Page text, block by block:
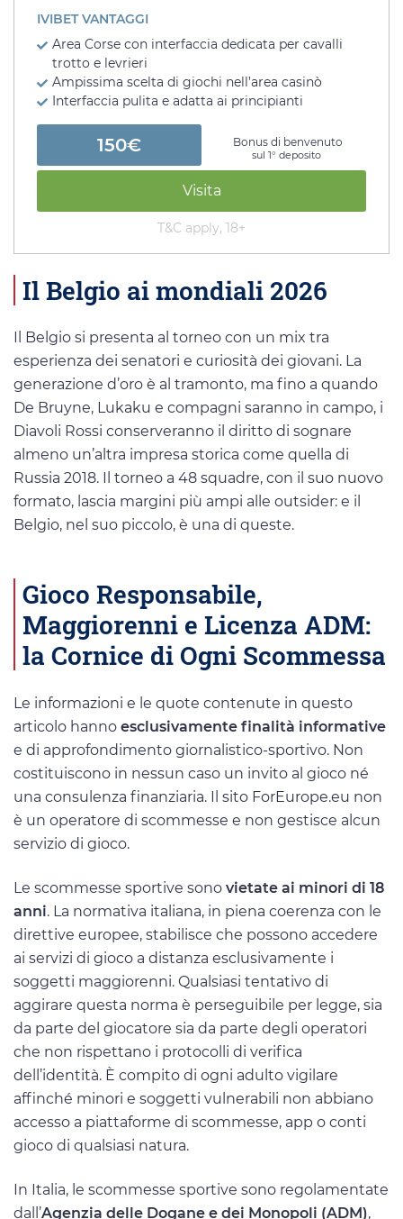
IVIBET VANTAGGI
Area Corse con interfaccia dedicata per cavalli
trotto e levrieri
Ampissima scelta di giochi nell’area casinò
Interfaccia pulita e adatta ai principianti
150€ Bonus di benvenuto
sul 1° deposito
Visita
T&C apply, 18+
Il Belgio ai mondiali 2026
Il Belgio si presenta al torneo con un mix tra
esperienza dei senatori e curiosità dei giovani. La
generazione d’oro è al tramonto, ma fino a quando
De Bruyne, Lukaku e compagni saranno in campo, i
Diavoli Rossi conserveranno il diritto di sognare
almeno un’altra impresa storica come quella di
Russia 2018. Il torneo a 48 squadre, con il suo nuovo
formato, lascia margini più ampi alle outsider: e il
Belgio, nel suo piccolo, è una di queste.
Gioco Responsabile,
Maggiorenni e Licenza ADM:
la Cornice di Ogni Scommessa
Le informazioni e le quote contenute in questo
articolo hanno esclusivamente finalità informative
e di approfondimento giornalistico-sportivo. Non
costituiscono in nessun caso un invito al gioco né
una consulenza finanziaria. Il sito ForEurope.eu non
è un operatore di scommesse e non gestisce alcun
servizio di gioco.
Le scommesse sportive sono vietate ai minori di 18
anni. La normativa italiana, in piena coerenza con le
direttive europee, stabilisce che possono accedere
ai servizi di gioco a distanza esclusivamente i
soggetti maggiorenni. Qualsiasi tentativo di
aggirare questa norma è perseguibile per legge, sia
da parte del giocatore sia da parte degli operatori
che non rispettano i protocolli di verifica
dell’identità. È compito di ogni adulto vigilare
affinché minori e soggetti vulnerabili non abbiano
accesso a piattaforme di scommesse, app o conti
gioco di qualsiasi natura.
In Italia, le scommesse sportive sono regolamentate
dall’Agenzia delle Dogane e dei Monopoli (ADM),